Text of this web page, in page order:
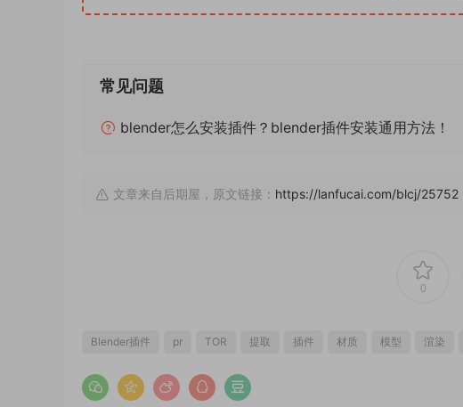
常见问题
blender怎么安装插件？blender插件安装通用方法！
文章来自后期屋，原文链接： https://lanfucai.com/blcj/25752
0
Blender插件 pr TOR 提取 插件 材质 模型 渲染